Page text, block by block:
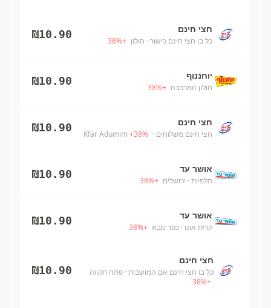
חצי חינם
כל בו חצי חינם כישור · חולון +
38%
₪10.90
יוחננוף
חולון המרכבה +
38%
₪10.90
חצי חינם
חצי חינם משלוחים · Kfar Adumim
+38%
₪10.90
אושר עד
תלפיות · ירושלים +
38%
₪10.90
אושר עד
קרית אונו · כפר סבא +
38%
₪10.90
חצי חינם
כל בו חצי חינם אם המושבות · פתח תקווה
+
38%
₪10.90